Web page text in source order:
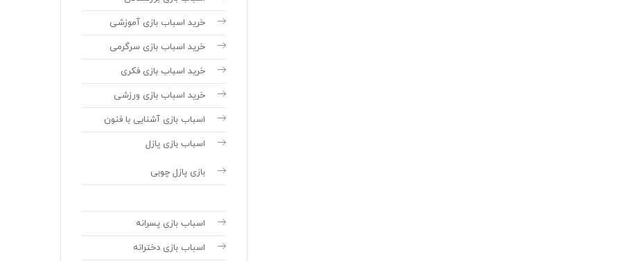
خرید اسباب بازی آموزشی
خرید اسباب بازی سرگرمی
خرید اسباب بازی فکری
خرید اسباب بازی ورزشی
اسباب بازی آشنایی با فنون
اسباب بازی پازل
بازی پازل چوبی
اسباب بازی پسرانه
اسباب بازی دخترانه